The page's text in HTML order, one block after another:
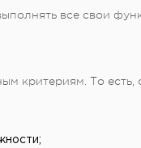
все свои
критериям. То